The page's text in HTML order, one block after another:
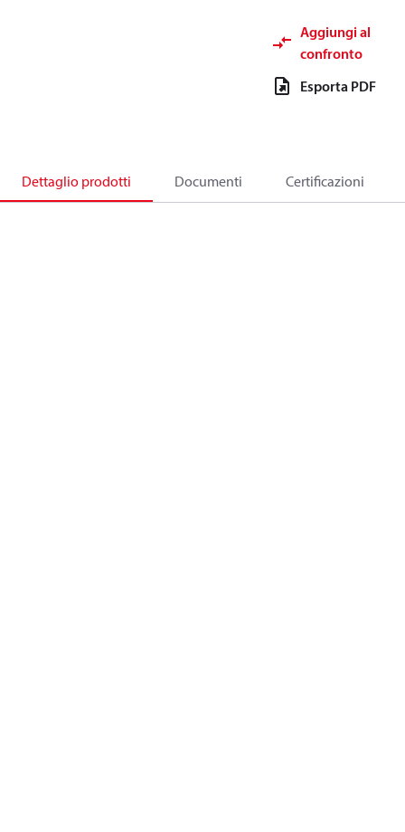
Aggiungi al
confronto
Esporta PDF
Dettaglio prodotti Documenti Certificazioni